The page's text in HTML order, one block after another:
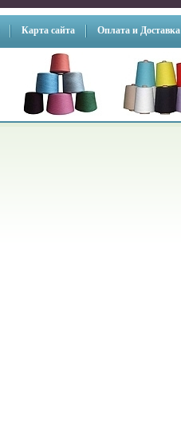
Карта сайта Оплата и Доставка